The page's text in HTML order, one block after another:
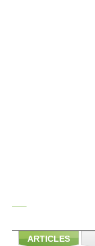
ARTICLES